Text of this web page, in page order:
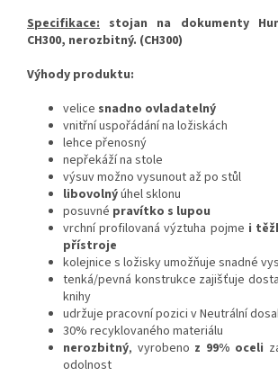
Specifikace: stojan na dokumenty
CH300, nerozbitný. (CH300)
Výhody produktu:
velice snadno ovladatelný
vnitřní uspořádání na ložiskách
lehce přenosný
nepřekáží na stole
výsuv možno vysunout až po stůl
libovolnýúhel sklonu
posuvné pravítko s lupou
vrchní profilovaná výztuha pojme i
přístroje
kolejnice s ložisky umožňuje snadné
tenká/pevná konstrukce zajišťuje
knihy
udržuje pracovní pozici v Neutrální
30% recyklovaného materiálu
nerozbitný, vyrobeno z 99% oceli
odolnost